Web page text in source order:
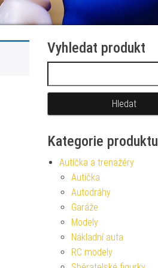
Vyhledat produkt
Kategorie produktu
Autíčka a trenažéry
Autíčka
Autodráhy
Garáže
Modely
Nákladní auta
RC modely